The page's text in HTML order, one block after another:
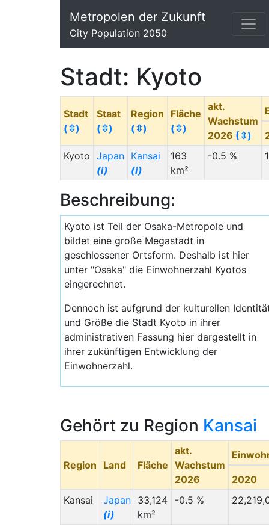
Metropolen der Zukunft
City Population 2050
Stadt: Kyoto
Stadt
(⇳)
Staat
(⇳)
Region
(⇳)
Fläche
(⇳)
akt.
Wachstum
2026 (⇳)
Kyoto Japan
(i)
Kansai
(i)
163
km²
-0.5 %
Beschreibung:
Kyoto ist Teil der Osaka-Metropole und
bildet eine große Megastadt in
geschlossener Ortsform. Deshalb ist hier
unter "Osaka" die Einwohnerzahl Kyotos
eingerechnet.
Dennoch ist aufgrund der kulturellen
und Größe die Stadt Kyoto in ihrer
administrativen Fassung hier dargestellt in
ihrer zukünftigen Entwicklung der
Einwohnerzahl.
Gehört zu Region Kansai
Region Land Fläche
akt.
Wachstum
2026
2020
Kansai
Japan
(i)
33,124
km²
-0.5 %